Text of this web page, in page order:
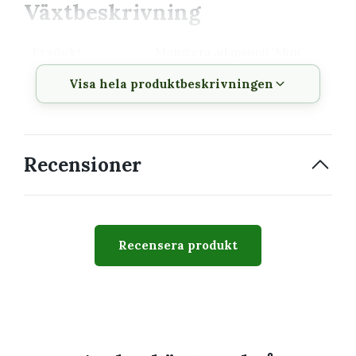
Växtbeskrivning
nr.5
Krukstorlek 12 cm
En samling med växter som har liknande
Visa hela produktbeskrivningen
Recensioner
Recensera produkt